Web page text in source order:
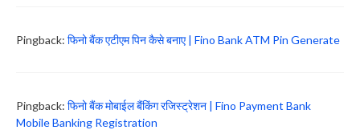
Pingback: फिनो बैंक एटीएम पिन कैसे बनाए | Fino Bank ATM Pin Generate
Pingback: फिनो बैंक मोबाईल बैंकिंग रजिस्ट्रेशन | Fino Payment Bank
Mobile Banking Registration